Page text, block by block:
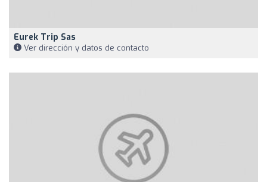
Eurek Trip Sas
Ver dirección y datos de contacto